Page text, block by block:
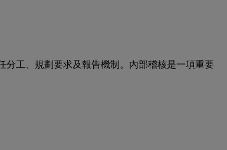
分工、規劃要求及報告機制。內部稽核是一項重要